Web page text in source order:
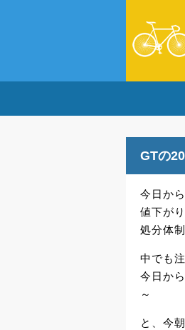
GTの
今日か
値下が
処分体
中でも
今日か
～
と、今